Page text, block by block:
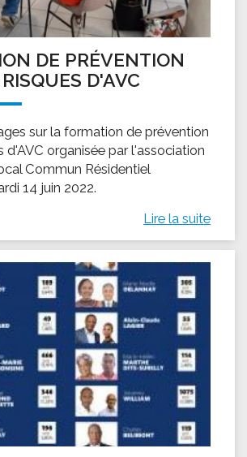
DE PRÉVENTION
D'AVC
sur la formation de prévention
d'AVC organisée par l'association
Commun Résidentiel
14 juin 2022.
Lire la suite